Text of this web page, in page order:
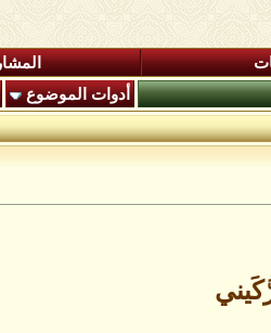
أدوات الموضوع